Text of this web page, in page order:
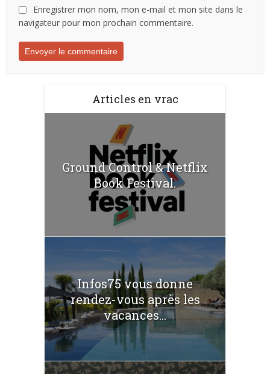
Enregistrer mon nom, mon e-mail et mon site dans le
navigateur pour mon prochain commentaire.
Articles en vrac
Ground Control & Netflix
Book Festival.
Infos75 vous donne
rendez-vous après les
vacances...